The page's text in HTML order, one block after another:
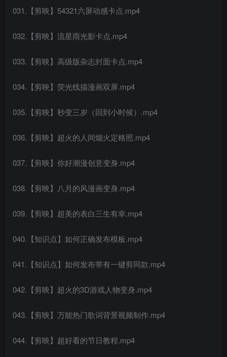
031.【剪映】54321六屏动感卡点.mp4
032.【剪映】流星雨光影卡点.mp4
033.【剪映】高级版杂志封面卡点.mp4
034.【剪映】荧光线描漫画双屏.mp4
035.【剪映】秒变三岁（回到小时候）.mp4
036.【剪映】超火的人间烟火定格照.mp4
037.【剪映】你好潮漫创意变身.mp4
038.【剪映】八月的风漫画变身.mp4
039.【剪映】超美的表白三生有幸.mp4
040.【知识点】如何正确发布模板.mp4
041.【知识点】如何发布带有一键剪同款.mp4
042.【剪映】超火的3D游戏人物变身.mp4
043.【剪映】万能热门歌词背景视频制作.mp4
044.【剪映】超好看的节日教程.mp4